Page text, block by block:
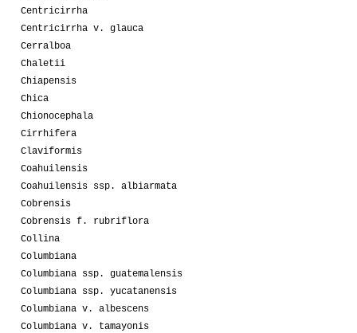
Centricirrha
Centricirrha v. glauca
Cerralboa
Chaletii
Chiapensis
Chica
Chionocephala
Cirrhifera
Claviformis
Coahuilensis
Coahuilensis ssp. albiarmata
Cobrensis
Cobrensis f. rubriflora
Collina
Columbiana
Columbiana ssp. guatemalensis
Columbiana ssp. yucatanensis
Columbiana v. albescens
Columbiana v. tamayonis